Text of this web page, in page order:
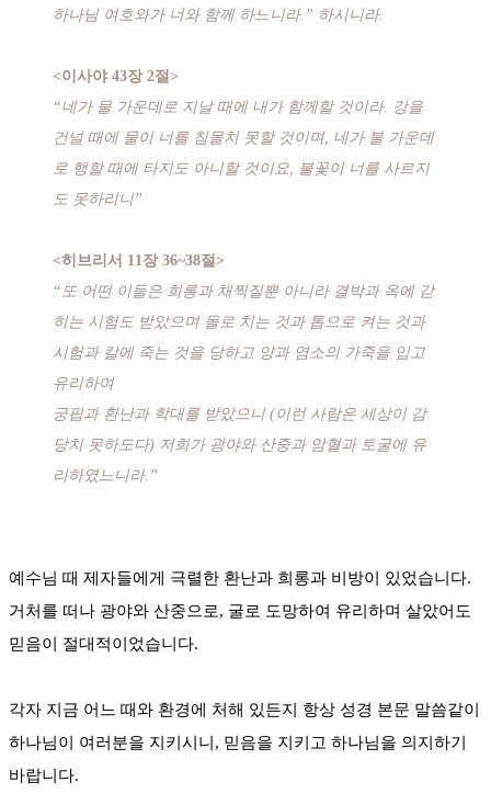
하나님 여호와가 너와 함께 하느니라.” 하시니라.
<이사야 43장 2절>
“네가 물 가운데로 지날 때에 내가 함께할 것이라. 강을
건널 때에 물이 너를 침몰치 못할 것이며, 네가 불 가운데
로 행할 때에 타지도 아니할 것이요, 불꽃이 너를 사르지
도 못하리니”
<히브리서 11장 36~38절>
“또 어떤 이들은 희롱과 채찍질뿐 아니라 결박과 옥에 갇
히는 시험도 받았으며 돌로 치는 것과 톱으로 켜는 것과
시험과 칼에 죽는 것을 당하고 양과 염소의 가죽을 입고
유리하여
궁핍과 환난과 학대를 받았으니 (이런 사람은 세상이 감
당치 못하도다) 저희가 광야와 산중과 암혈과 토굴에 유
리하였느니라.”
예수님 때 제자들에게 극렬한 환난과 희롱과 비방이 있었습니다.
거처를 떠나 광야와 산중으로, 굴로 도망하여 유리하며 살았어도
믿음이 절대적이었습니다.
각자 지금 어느 때와 환경에 처해 있든지 항상 성경 본문 말씀같이
하나님이 여러분을 지키시니, 믿음을 지키고 하나님을 의지하기
바랍니다.